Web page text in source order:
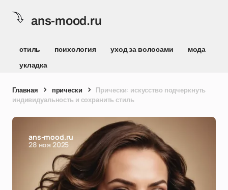
ans-mood.ru
стиль психология уход за волосами
мода
укладка
Главная прически
Прически: искусство подчеркнуть
индивидуальность и сохранить стиль
ans-mood.ru
28 ноя 2025